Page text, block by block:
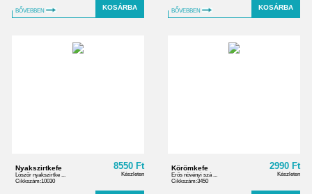
BŐVEBBEN BŐVEBBEN
Nyakszirtkefe
Lószőr nyakszirtke ...
Cikkszám:10030
8550 Ft
Készleten
Körömkefe
Erős növényi szá ...
Cikkszám:3450
2990 Ft
Készleten